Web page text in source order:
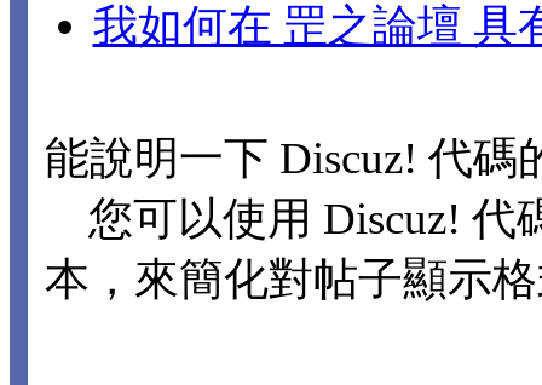
我如何在 罡之論壇 具
能說明一下 Discuz! 代碼
您可以使用 Discuz! 代
本，來簡化對帖子顯示